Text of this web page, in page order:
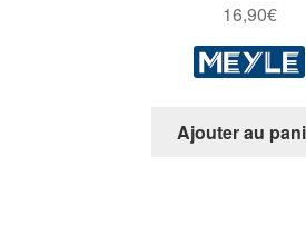
16,90€
Ajouter au